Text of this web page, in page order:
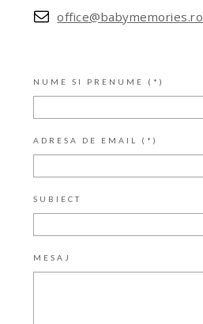
office@babymemories.ro
NUME SI PRENUME (*)
ADRESA DE EMAIL (*)
SUBIECT
MESAJ